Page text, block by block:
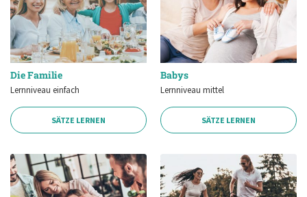
Die Familie
Lernniveau einfach
SÄTZE LERNEN
Babys
Lernniveau mittel
SÄTZE LERNEN